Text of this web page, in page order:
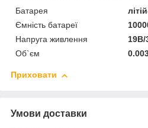
Батарея
Ємність батареї
Напруга живлення
19В/
Об`єм
Приховати
Умови доставки